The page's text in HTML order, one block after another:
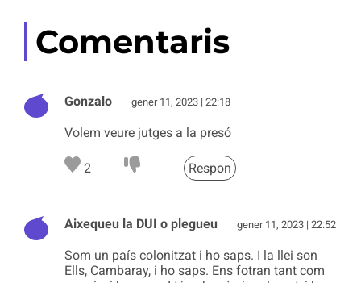
Comentaris
Gonzalo gener 11, 2023 | 22:18
Volem veure jutges a la presó
2 Respon
Aixequeu la DUI o plegueu gener 11, 2023 | 22:52
Som un país colonitzat i ho saps. I la llei son
Ells, Cambaray, i ho saps. Ens fotran tant com